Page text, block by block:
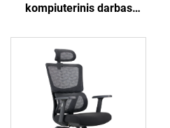
kompiuterinis darbas
atsiguldytuvas Patogi
tinklinio audinio
ergonomiška biuro kėdė